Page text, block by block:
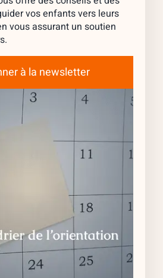
vos enfants vers leurs
vous assurant un soutien
à la newsletter